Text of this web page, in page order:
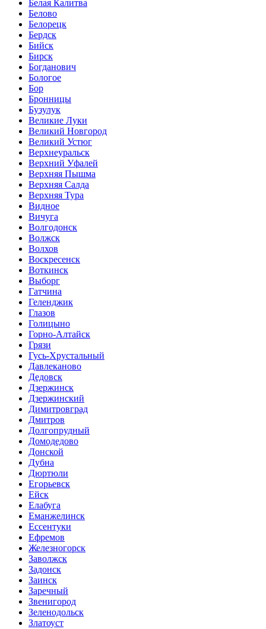
Белая Калитва
Белово
Белорецк
Бердск
Бийск
Бирск
Богданович
Бологое
Бор
Бронницы
Бузулук
Великие Луки
Великий Новгород
Великий Устюг
Верхнеуральск
Верхний Уфалей
Верхняя Пышма
Верхняя Салда
Верхняя Тура
Видное
Вичуга
Волгодонск
Волжск
Волхов
Воскресенск
Воткинск
Выборг
Гатчина
Геленджик
Глазов
Голицыно
Горно-Алтайск
Грязи
Гусь-Хрустальный
Давлеканово
Дедовск
Дзержинск
Дзержинский
Димитровград
Дмитров
Долгопрудный
Домодедово
Донской
Дубна
Дюртюли
Егорьевск
Ейск
Елабуга
Еманжелинск
Ессентуки
Ефремов
Железногорск
Заволжск
Задонск
Заинск
Заречный
Звенигород
Зеленодольск
Златоуст